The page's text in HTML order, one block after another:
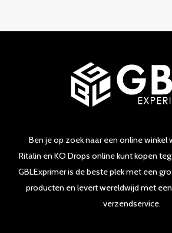
Ben je op zoek naar een online winkel
Ritalin en KO Drops online kunt kopen
GBLExprimer is de beste plek met een
producten en levert wereldwijd met
verzendservice.